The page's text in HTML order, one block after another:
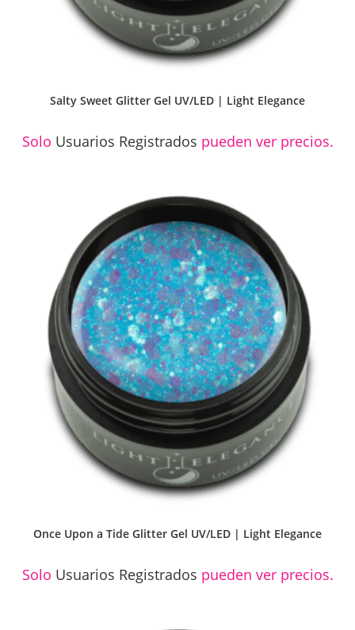
Salty Sweet Glitter Gel UV/LED | Light Elegance
Solo Usuarios Registrados pueden ver precios.
Once Upon a Tide Glitter Gel UV/LED | Light Elegance
Solo Usuarios Registrados pueden ver precios.